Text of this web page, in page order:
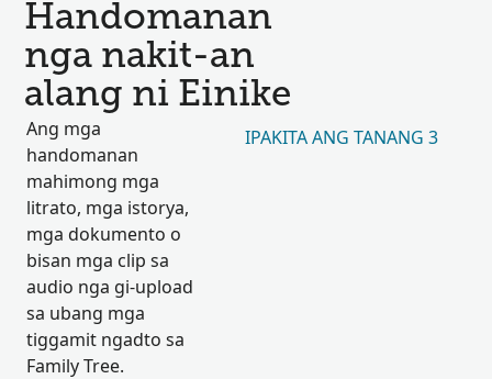
Handomanan
nga nakit-an
alang ni Einike
Ang mga
handomanan
mahimong mga
litrato, mga istorya,
mga dokumento o
bisan mga clip sa
audio nga gi-upload
sa ubang mga
tiggamit ngadto sa
Family Tree.
IPAKITA ANG TANANG 3